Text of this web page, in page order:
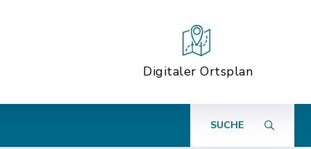
Digitaler Ortsplan
SUCHE